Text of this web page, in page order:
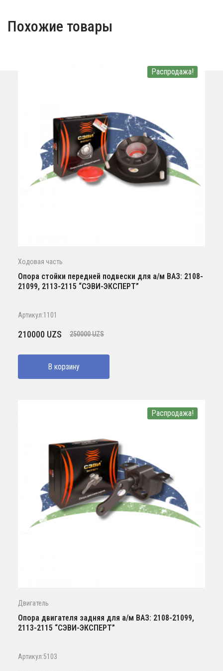
Похожие товары
Распродажа!
Ходовая часть
Опора стойки передней подвески для а/м ВАЗ: 2108-
21099, 2113-2115 “СЭВИ-ЭКСПЕРТ”
Артикул:1101
250000UZS
Первоначальная
составляла
250000 UZS.
210000 UZS
Текущая
210000 UZS.
В корзину
Распродажа!
Двигатель
Опора двигателя задняя для а/м ВАЗ: 2108-21099,
2113-2115 “СЭВИ-ЭКСПЕРТ”
Артикул:5103